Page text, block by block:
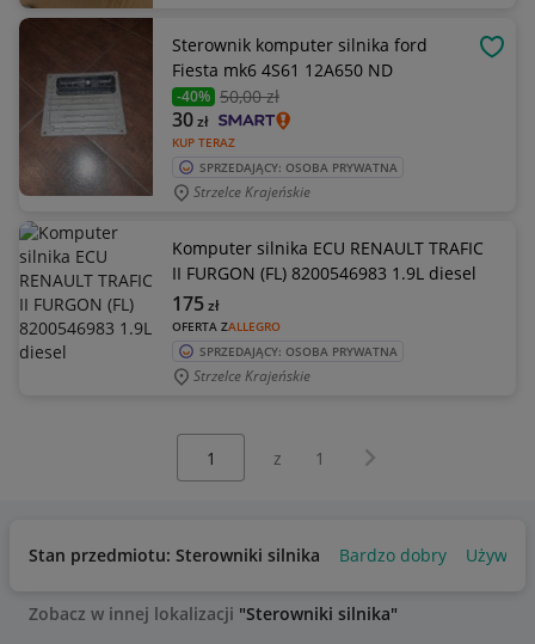
Sterownik komputer silnika ford
Fiesta mk6 4S61 12A650 ND
-40% 50,00 zł
KUP TERAZ
30zł
SPRZEDAJĄCY: OSOBA PRYWATNA
Strzelce Krajeńskie
Komputer silnika ECU RENAULT TRAFIC
II FURGON (FL) 8200546983 1.9L diesel
OFERTA ZALLEGRO
175zł
SPRZEDAJĄCY: OSOBA PRYWATNA
Strzelce Krajeńskie
z 1 Następna strona
Stan przedmiotu: Sterowniki silnika Bardzo dobry Używany
Zobacz w innej lokalizacji "Sterowniki silnika"